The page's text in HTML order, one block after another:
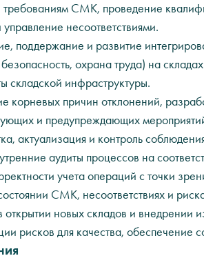
требованиям СМК, проведение
управление несоответствиями.
поддержание и развитие
охрана труда) на
складской инфраструктуры.
корневых причин отклонений,
и предупреждающих
актуализация и контроль
аудиты процессов на
учета операций с точки
СМК, несоответствиях и
открытии новых складов и внедрении
рисков для качества, обеспечение